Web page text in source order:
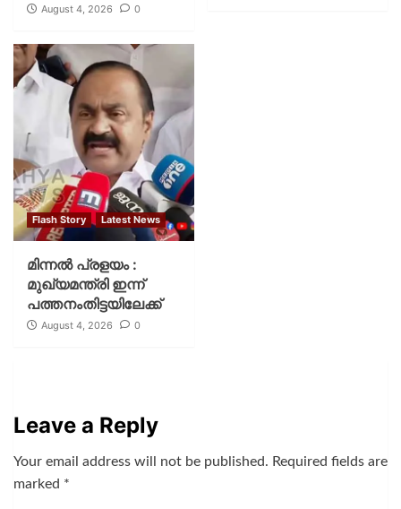
August 4, 2026 0
Flash Story Latest News
മിന്നല്‍ പ്രളയം :
മുഖ്യമന്ത്രി ഇന്ന്
പത്തനംതിട്ടയിലേക്ക്
August 4, 2026 0
Leave a Reply
Your email address will not be published. Required fields are
marked *